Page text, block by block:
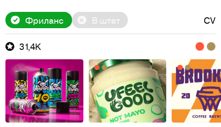
Фриланс В штат CV
31,4K